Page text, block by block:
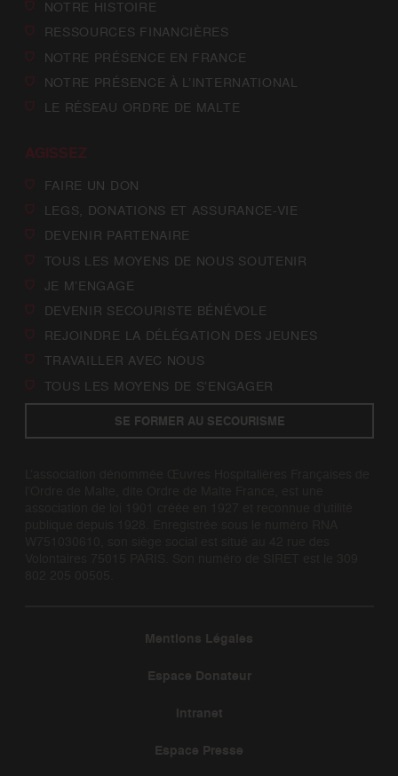
NOTRE HISTOIRE
RESSOURCES FINANCIÈRES
NOTRE PRÉSENCE EN FRANCE
NOTRE PRÉSENCE À L’INTERNATIONAL
LE RÉSEAU ORDRE DE MALTE
AGISSEZ
FAIRE UN DON
LEGS, DONATIONS ET ASSURANCE-VIE
DEVENIR PARTENAIRE
TOUS LES MOYENS DE NOUS SOUTENIR
JE M’ENGAGE
DEVENIR SECOURISTE BÉNÉVOLE
REJOINDRE LA DÉLÉGATION DES JEUNES
TRAVAILLER AVEC NOUS
TOUS LES MOYENS DE S’ENGAGER
SE FORMER AU SECOURISME
Mentions Légales
Espace Donateur
Intranet
Espace Presse